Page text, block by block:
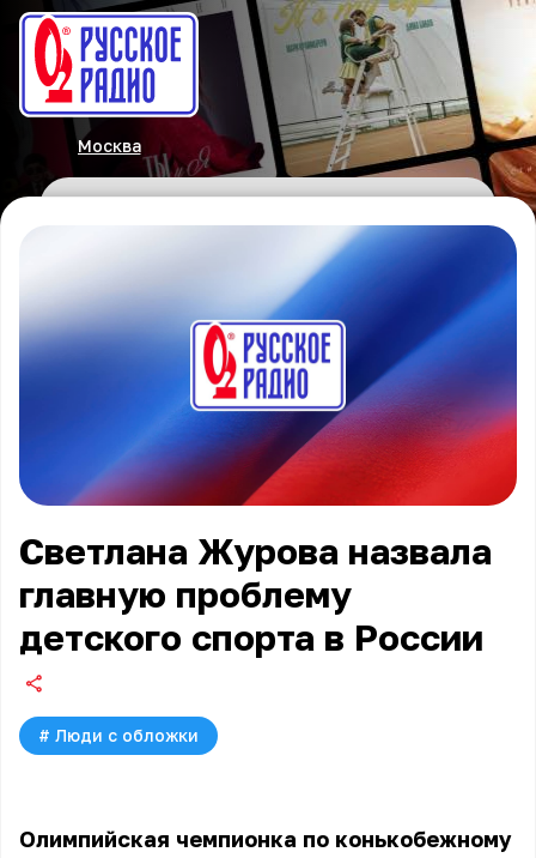
Москва
Светлана Журова назвала
главную проблему
детского спорта в России
# Люди с обложки
Олимпийская чемпионка по конькобежному